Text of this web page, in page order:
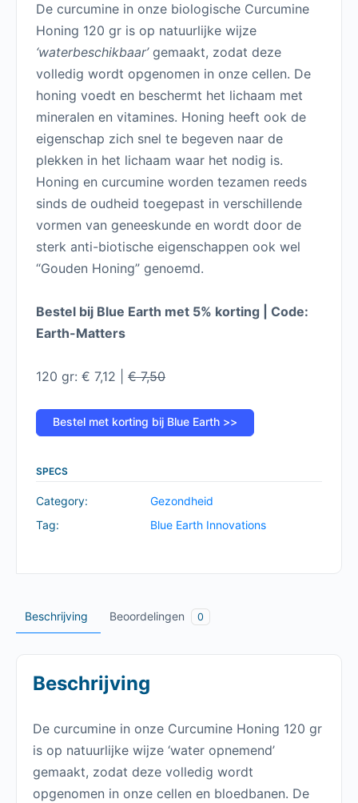
was:
€7,50.
is:
€7,12.
De curcumine in onze biologische Curcumine
Honing 120 gr is op natuurlijke wijze
‘waterbeschikbaar’gemaakt, zodat deze
volledig wordt opgenomen in onze cellen. De
honing voedt en beschermt het lichaam met
mineralen en vitamines. Honing heeft ook de
eigenschap zich snel te begeven naar de
plekken in het lichaam waar het nodig is.
Honing en curcumine worden tezamen reeds
sinds de oudheid toegepast in verschillende
vormen van geneeskunde en wordt door de
sterk anti-biotische eigenschappen ook wel
“Gouden Honing” genoemd.
Bestel bij Blue Earth met 5% korting | Code:
Earth-Matters
120 gr: € 7,12 | € 7,50
Bestel met korting bij Blue Earth >>
SPECS
Category:
Gezondheid
Tag:
Blue Earth Innovations
Beschrijving Beoordelingen 0
Beschrijving
De curcumine in onze Curcumine Honing 120 gr
is op natuurlijke wijze ‘water opnemend’
gemaakt, zodat deze volledig wordt
opgenomen in onze cellen en bloedbanen. De